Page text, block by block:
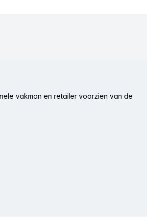
vakman en retailer voorzien van de